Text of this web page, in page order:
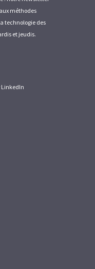
méthodes
technologie des
et jeudis.